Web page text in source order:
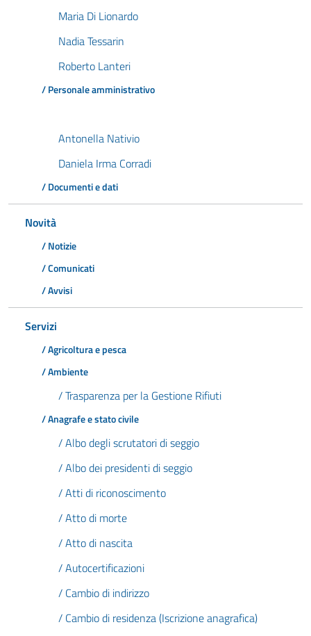
Maria Di Lionardo
Nadia Tessarin
Roberto Lanteri
/ Personale amministrativo
Antonella Nativio
Daniela Irma Corradi
/ Documenti e dati
Novità
/ Notizie
/ Comunicati
/ Avvisi
Servizi
/ Agricoltura e pesca
/ Ambiente
/ Trasparenza per la Gestione Rifiuti
/ Anagrafe e stato civile
/ Albo degli scrutatori di seggio
/ Albo dei presidenti di seggio
/ Atti di riconoscimento
/ Atto di morte
/ Atto di nascita
/ Autocertificazioni
/ Cambio di indirizzo
/ Cambio di residenza (Iscrizione anagrafica)